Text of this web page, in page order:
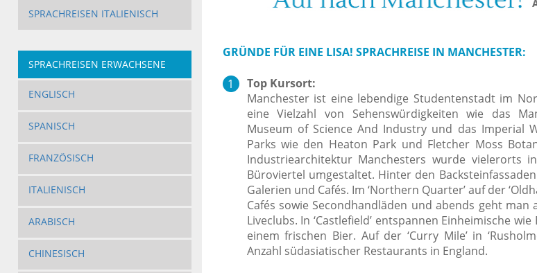
SPRACHREISEN ITALIENISCH
SPRACHREISEN ERWACHSENE
ENGLISCH
SPANISCH
FRANZÖSISCH
ITALIENISCH
ARABISCH
CHINESISCH
GRÜNDE FÜR EINE LISA! SPRACHREISE IN MANCHESTER:
Top Kursort:
Manchester ist eine lebendige Studentenstadt im
eine Vielzahl von Sehenswürdigkeiten wie das
Museum of Science And Industry und das Imperial
Parks wie den Heaton Park und Fletcher Moss
Industriearchitektur Manchesters wurde vielerorts
Büroviertel umgestaltet. Hinter den
Galerien und Cafés. Im ‘Northern Quarter’auf der
Cafés sowie Secondhandläden und abends geht
Liveclubs. In ‘Castlefield’entspannen Einheimische wie
einem frischen Bier. Auf der ‘Curry Mile’in ‘
Anzahl südasiatischer Restaurants in England.